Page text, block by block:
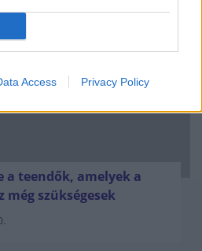
Access Privacy Policy
a teendők, amelyek a
még szükségesek